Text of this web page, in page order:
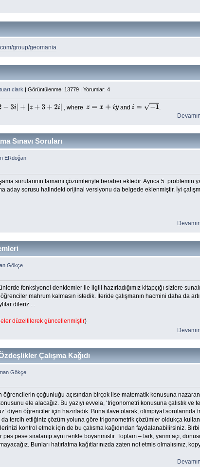
group/geomania
clark | Görüntülenme: 13779 | Yorumlar: 4
+2i , wherez=x+ iy and i= −1
Sınavı Soruları
ERdoğan
sorularının tamamı çözümleriyle beraber ektedir. Ayrıca 5. problemin
aday sorusu halindeki orijinal versiyonu da belgede eklenmiştir. İyi
Gökçe
fonksiyonel denklemler ile ilgili hazırladığımız kitapçığı sizlere
mahrum kalmasın istedik. İleride çalışmanın hacmini daha da
dileriz ...
düzeltilerek güncellenmiştir)
Çalışma Kağıdı
Gökçe
çoğunluğu açısından birçok lise matematik konusuna
ele alacağız. Bu yazıyı evvela, ‘trigonometri konusuna çalıstık ve
diyen öğrenciler için hazırladık. Buna ilave olarak, olimpiyat sorularında
tercih ettiğiniz çözüm yoluna göre trigonometrik çözümler oldukça
kontrol etmek için de bu çalısma kağıdından faydalanabilirsiniz.
pese sıralanıp aynı renkle boyanmıstır. Toplam – fark, yarım açı,
Bunları hatırlatma kağıtlarınızda zaten not etmis olmalısınız,